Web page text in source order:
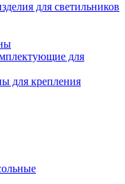
для светильников
для
для крепления